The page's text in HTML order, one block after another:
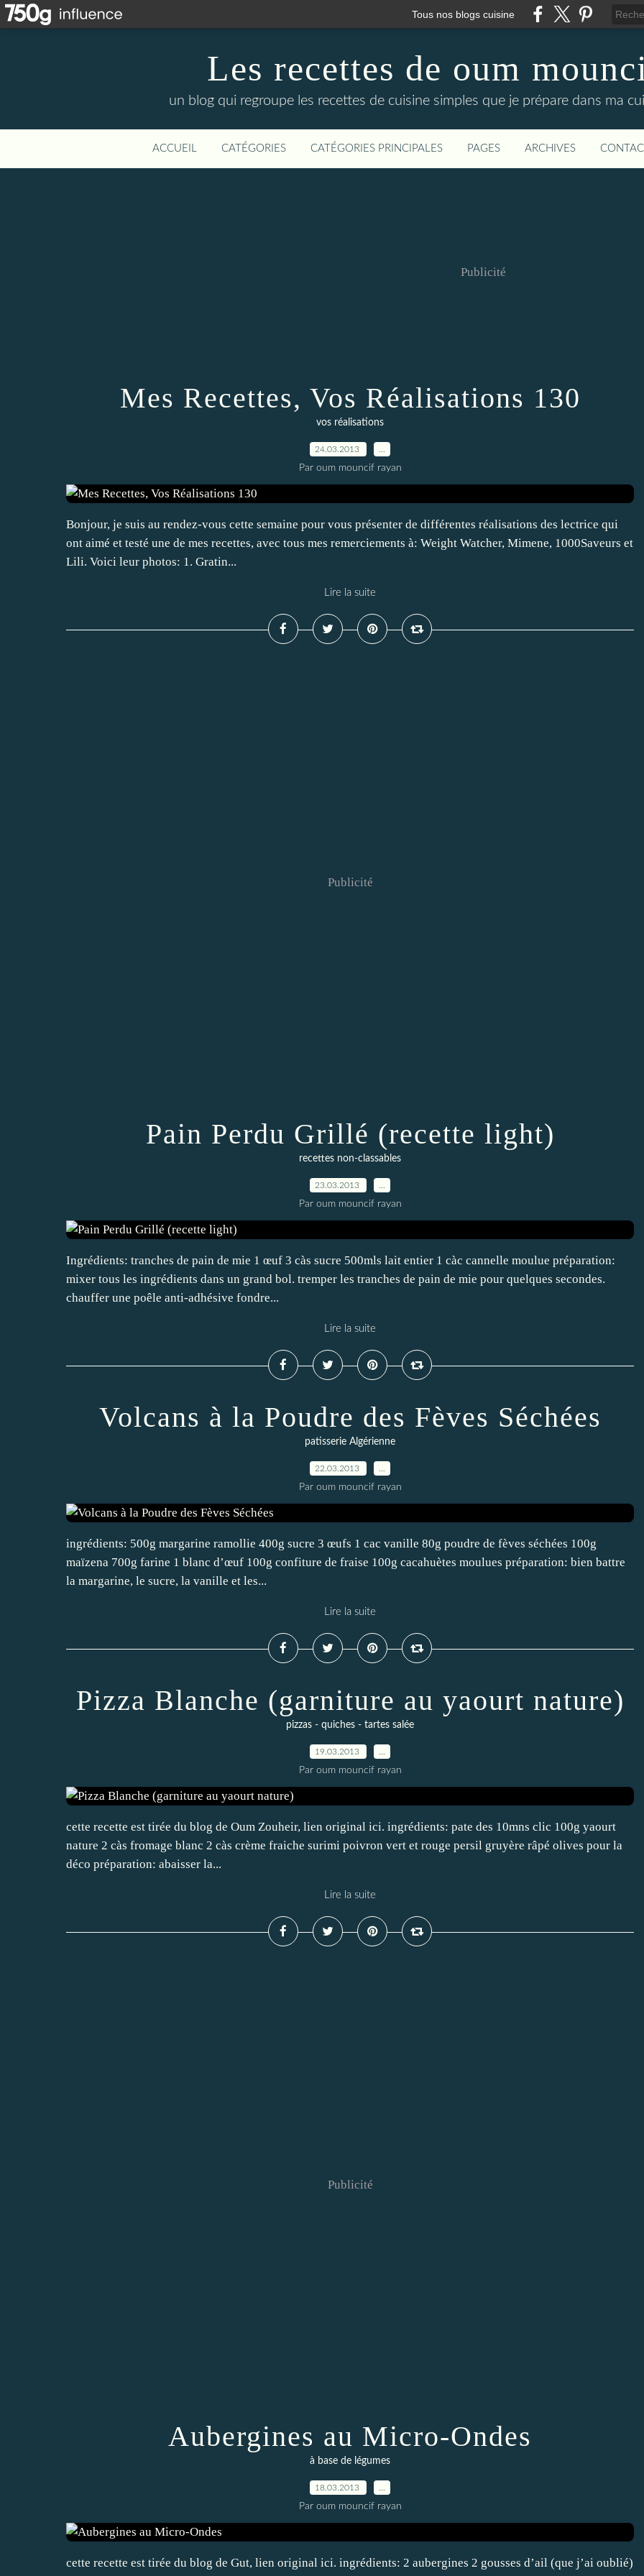
Tous nos blogs cuisine
Les recettes de oum
un blog qui regroupe les recettes de cuisine simples que je prépare dans ma
ACCUEIL CATÉGORIES CATÉGORIES PRINCIPALES PAGES ARCHIVES
Publicité
Mes Recettes, Vos Réalisations 130
vos réalisations
24.03.2013
Par oum mouncif rayan
Bonjour, je suis au rendez-vous cette semaine pour vous présenter de différentes réalisations des lectrice qui
ont aimé et testé une de mes recettes, avec tous mes remerciements à: Weight Watcher, Mimene, 1000Saveurs et
Lili. Voici leur photos: 1. Gratin...
Lire la suite
Publicité
Pain Perdu Grillé (recette light)
recettes non-classables
23.03.2013
Par oum mouncif rayan
Ingrédients: tranches de pain de mie 1 œuf 3 càs sucre 500mls lait entier 1 càc cannelle moulue préparation:
mixer tous les ingrédients dans un grand bol. tremper les tranches de pain de mie pour quelques secondes.
chauffer une poêle anti-adhésive fondre...
Lire la suite
Volcans à la Poudre des Fèves Séchées
patisserie Algérienne
22.03.2013
Par oum mouncif rayan
ingrédients: 500g margarine ramollie 400g sucre 3 œufs 1 cac vanille 80g poudre de fèves séchées 100g
maïzena 700g farine 1 blanc d’œuf 100g confiture de fraise 100g cacahuètes moulues préparation: bien battre
la margarine, le sucre, la vanille et les...
Lire la suite
Pizza Blanche (garniture au yaourt nature)
pizzas - quiches - tartes salée
19.03.2013
Par oum mouncif rayan
cette recette est tirée du blog de Oum Zouheir, lien original ici. ingrédients: pate des 10mns clic 100g yaourt
nature 2 càs fromage blanc 2 càs crème fraiche surimi poivron vert et rouge persil gruyère râpé olives pour la
déco préparation: abaisser la...
Lire la suite
Publicité
Aubergines au Micro-Ondes
à base de légumes
18.03.2013
Par oum mouncif rayan
cette recette est tirée du blog de Gut, lien original ici. ingrédients: 2 aubergines 2 gousses d’ail (que j’ai oublié)